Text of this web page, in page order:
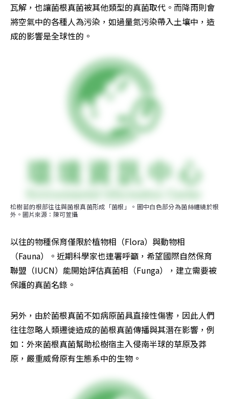
瓦解，也讓菌根真菌被其他類型的真菌取代。而降雨則會
將空氣中的各種人為污染，如過量氮污染帶入土壤中，造
成的影響是全球性的。
松樹苗的根部往往與菌根真菌形成「菌根」。圖中白色部分為菌絲纏繞於根
外。圖片來源：陳可萱攝
以往的物種保育僅限於植物相（Flora）與動物相
（Fauna）。近期科學家也連署呼籲，希望國際自然保育
聯盟（IUCN）能開始評估真菌相（Funga），建立需要被
保護的真菌名錄。
另外，由於菌根真菌不如病原菌具直接性傷害，因此人們
往往忽略人類遷徙造成的菌根真菌傳播與其潛在影響，例
如：外來菌根真菌幫助松樹宿主入侵南半球的草原及莽
原，嚴重威脅原有生態系中的生物。